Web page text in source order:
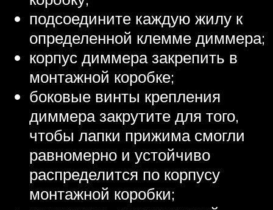
подсоедините каждую жилу к
определенной клемме диммера;
корпус диммера закрепить в
монтажной коробке;
боковые винты крепления
диммера закрутите для того,
чтобы лапки прижима смогли
равномерно и устойчиво
распределится по корпусу
монтажной коробки;